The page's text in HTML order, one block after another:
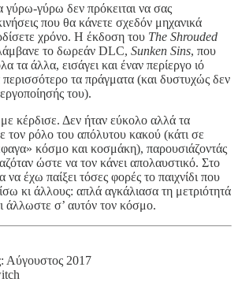
γύρω-γύρω δεν πρόκειται να σας
που θα κάνετε σχεδόν μηχανικά
χρόνο. Η έκδοση του The Shrouded
το δωρεάν DLC, Sunken Sins, που
τα άλλα, εισάγει και έναν περίεργο ιό
τα πράγματα (και δυστυχώς δεν
του).
με κέρδισε. Δεν ήταν εύκολο αλλά τα
ρόλο του απόλυτου κακού (κάτι σε
κόσμο και κοσμάκη), παρουσιάζοντάς
ώστε να τον κάνει απολαυστικό. Στο
να έχω παίξει τόσες φορές το παιχνίδι που
κι άλλους: απλά αγκάλιασα τη μετριότητά
άλλωστε σ’ αυτόν τον κόσμο.
Αύγουστος 2017